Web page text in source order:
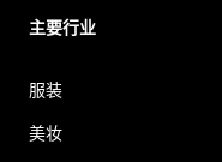
主要行业
服装
美妆